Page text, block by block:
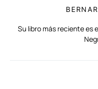
Su libro más reciente es